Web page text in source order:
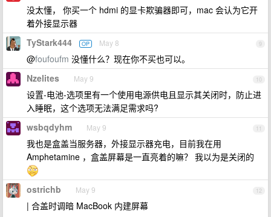
没太懂， 你买一个 hdmi 的显卡欺骗器即可，mac 会认为它开
着外接显示器
9
TyStark444 OP May 8
@foufoufm 没懂什么？现在你不买也可以。
10
Nzelites May 9
设置-电池-选项里有一个使用电源供电且显示其关闭时，防止进
入睡眠，这个选项无法满足需求吗?
11
wsbqdyhm May 9
我也是盒盖当服务器，外接显示器充电，目前我在用
Amphetamine ，盒盖屏幕是一直亮着的嘛？ 我以为是关闭的
12
ostrichb May 9
| 合盖时调暗 MacBook 内建屏幕